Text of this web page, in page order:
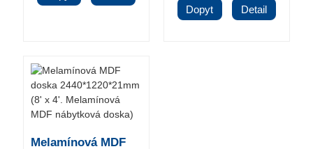
Dopyt Detail
Melamínová MDF